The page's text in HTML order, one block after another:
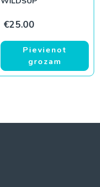
€25.00
Pievienot
grozam